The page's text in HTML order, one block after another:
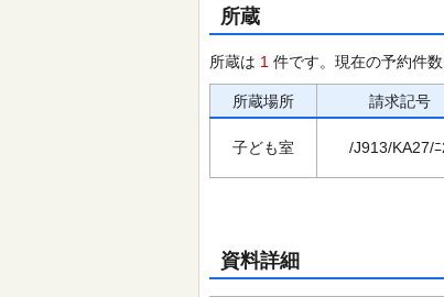
所蔵
所蔵は 1 件です。現在の予約件
所蔵場所 請求記号
子ども室 /J913/KA27/ﾆ
資料詳細